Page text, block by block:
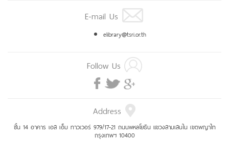
E-mail Us
elibrary@tsri.or.th
Follow Us
Address
ชั้น 14 อาคาร เอส เอ็ม ทาวเวอร์ 979/17-21 ถนนพหลโยธิน แขวงสามเสนใน เขตพญาไท
กรุงเทพฯ 10400